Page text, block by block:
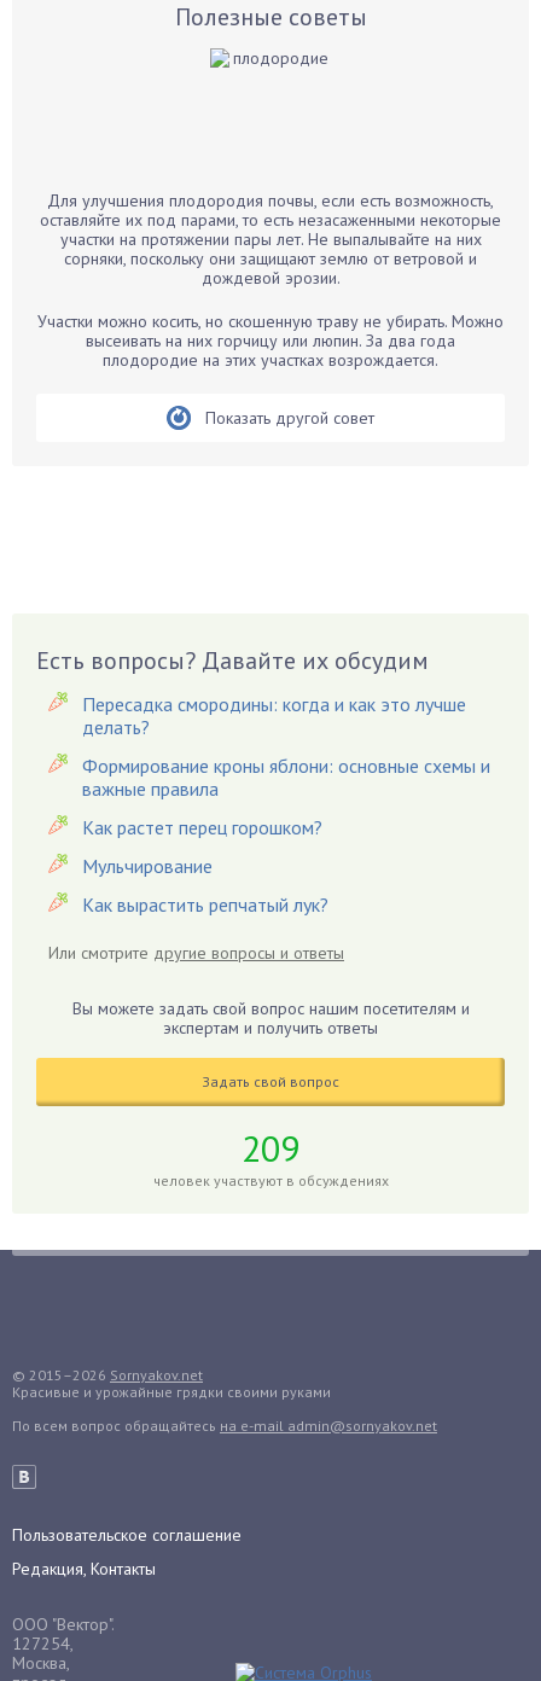
Бархатцы
Бегония
Бирючина
Бобовые
Вредители
Гардения
Гацания
Гвоздики
Георгины
Герань
Гиацинт
Гибискус
Гладиолусы
Голубика
Груши
Дайкон
Декабрист
Денежное дерево
Диффенбахия
Дыня
Ежевика
Полезные советы
Для улучшения плодородия почвы, если есть возможность,
оставляйте их под парами, то есть незасаженными некоторые
участки на протяжении пары лет. Не выпалывайте на них
сорняки, поскольку они защищают землю от ветровой и
дождевой эрозии.
Участки можно косить, но скошенную траву не убирать. Можно
высеивать на них горчицу или люпин. За два года
плодородие на этих участках возрождается.
Показать другой совет
Есть вопросы? Давайте их обсудим
Пересадка смородины: когда и как это лучше
делать?
Формирование кроны яблони: основные схемы и
важные правила
Как растет перец горошком?
Мульчирование
Как вырастить репчатый лук?
Или смотрите другие вопросы и ответы
Вы можете задать свой вопрос нашим посетителям и
экспертам и получить ответы
Задать свой вопрос
209
человек участвуют в обсуждениях
© 2015–2026 Sornyakov.net
Красивые и урожайные грядки своими руками
По всем вопрос обращайтесь на e-mail admin@sornyakov.net
Пользовательское соглашение
Редакция, Контакты
ООО "Вектор".
127254,
Москва,